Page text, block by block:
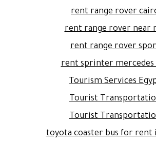
rent range rover
rent range rover near
rent range rover
rent sprinter mercedes
Tourism Services
Tourist
Tourist
toyota coaster bus for rent